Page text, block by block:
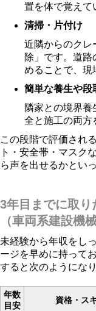
置を体で覚えて
清掃・片付け
近隣からのクレ
除」です。道
めることで、現
簡単な養生や段
隣家との境界
全と施工の両方
この段階で評価され
ト・安全帯・マスク
ら声を出せるかとい
3年目までに取
（車両系建設機
未経験から年収をし
ージを早めに持って
すると次のようになり
年数
目安
資格・ス